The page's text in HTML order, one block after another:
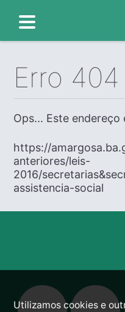
Erro 404
Ops... Este endereço
https://
anteriores/leis-
2016/
assistencia-social
Utilizamos cookies e